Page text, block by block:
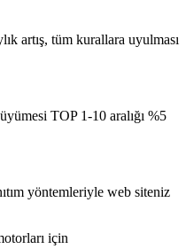
artış, tüm kurallara uyulması
TOP 1-10 aralığı %5
yöntemleriyle web siteniz
için